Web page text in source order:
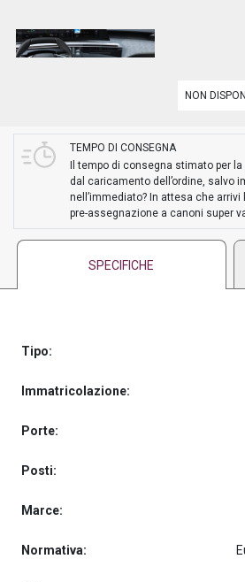
NON
TEMPO DI CONSEGNA
Il tempo di consegna stimato per
dal caricamento dell’ordine, salvo
nell’immediato? In attesa che
pre-assegnazione a canoni super
SPECIFICHE
Tipo:
Immatricolazione:
Porte:
Posti:
Marce:
Normativa: